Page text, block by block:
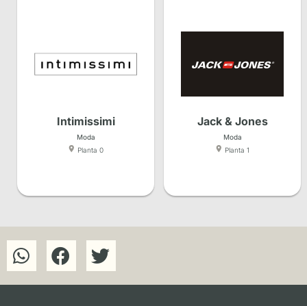
Intimissimi
Moda
Planta 0
Jack & Jones
Moda
Planta 1